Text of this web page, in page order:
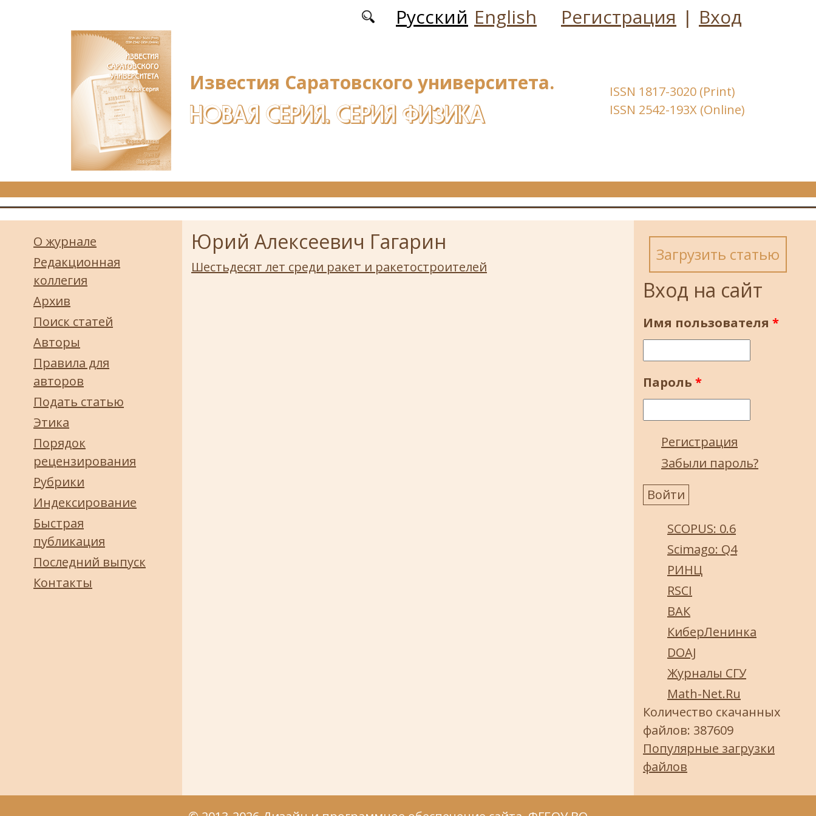
Русский English Регистрация | Вход
Известия Саратовского университета.
НОВАЯ СЕРИЯ. СЕРИЯ ФИЗИКА
ISSN 1817-3020 (Print)
ISSN 2542-193X (Online)
О журнале
Редакционная
коллегия
Архив
Поиск статей
Авторы
Правила для
авторов
Подать статью
Этика
Порядок
рецензирования
Рубрики
Индексирование
Быстрая
публикация
Последний выпуск
Контакты
Юрий Алексеевич Гагарин
Шестьдесят лет среди ракет и ракетостроителей
Загрузить статью
Вход на сайт
Имя пользователя *
Пароль *
Регистрация
Забыли пароль?
SCOPUS: 0.6
Scimago: Q4
РИНЦ
RSCI
ВАК
КиберЛенинка
DOAJ
Журналы СГУ
Math-Net.Ru
Количество скачанных
файлов: 387609
Популярные загрузки
файлов